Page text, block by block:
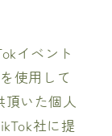
イベント
使用して
頂いた個人
社に提